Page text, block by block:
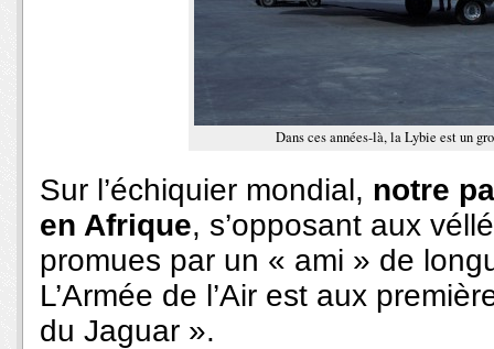
Dans ces années-là, la Lybie est un
Sur l’échiquier mondial, notre
en Afrique, s’opposant aux
promues par un « ami » de
L’Armée de l’Air est aux
du Jaguar ».